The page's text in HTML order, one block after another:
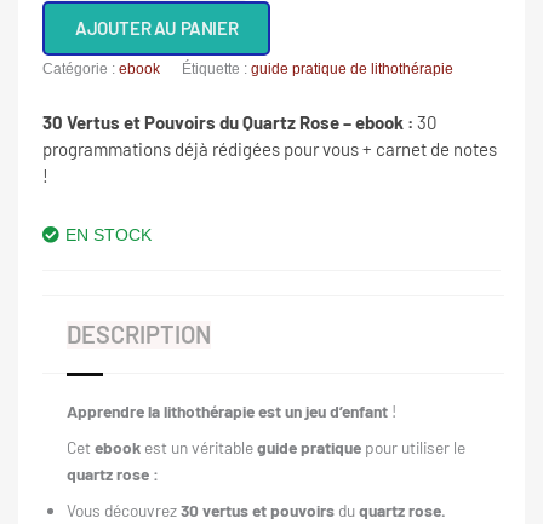
Vertus-
Pouvoirs-
rose
AJOUTER AU PANIER
Catégorie : ebook Étiquette : guide pratique de lithothérapie
30 Vertus et Pouvoirs du Quartz Rose – ebook : 30
programmations déjà rédigées pour vous + carnet de notes
!
EN STOCK
DESCRIPTION
Apprendre la lithothérapie est un jeu d’enfant !
Cet ebook est un véritableguide pratique pour utiliser le
quartz rose :
Vous découvrez30 vertus et pouvoirs duquartz rose.